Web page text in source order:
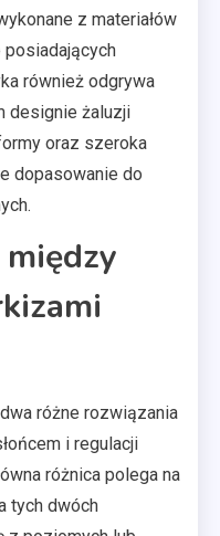
z materiałów
również odgrywa
designie żaluzji
oraz szeroka
dopasowanie do
między
różne rozwiązania
i regulacji
różnica polega na
tych dwóch